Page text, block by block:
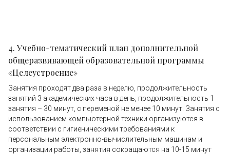
4. Учебно-тематический план дополнительной
общеразвивающей образовательной программы
«Целеустроение»
Занятия проходят два раза в неделю, продолжительность
занятий 3 академических часа в день, продолжительность 1
занятия – 30 минут, с переменой не менее 10 минут. Занятия с
использованием компьютерной техники организуются в
соответствии с гигиеническими требованиями к
персональным электронно-вычислительным машинам и
организации работы, занятия сокращаются на 10-15 минут